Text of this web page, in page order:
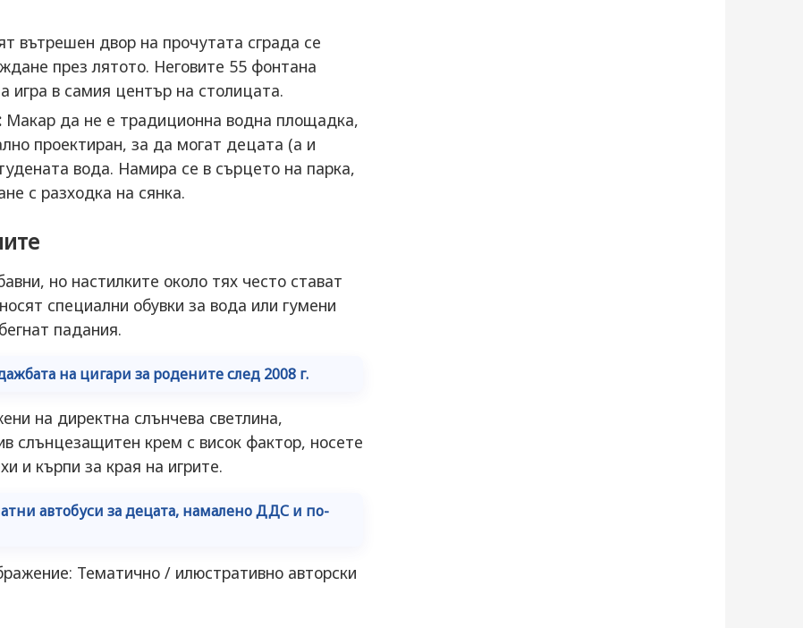
вътрешен двор на прочутата сграда се
през лятото. Неговите 55 фонтана
игра в самия център на столицата.
Макар да не е традиционна водна площадка,
проектиран, за да могат децата (а и
вода. Намира се в сърцето на парка,
с разходка на сянка.
но настилките около тях често стават
специални обувки за вода или гумени
падания.
на цигари за родените след 2008 г.
на директна слънчева светлина,
слънцезащитен крем с висок фактор, носете
и кърпи за края на игрите.
автобуси за децата, намалено ДДС и по-
Тематично / илюстративно авторски